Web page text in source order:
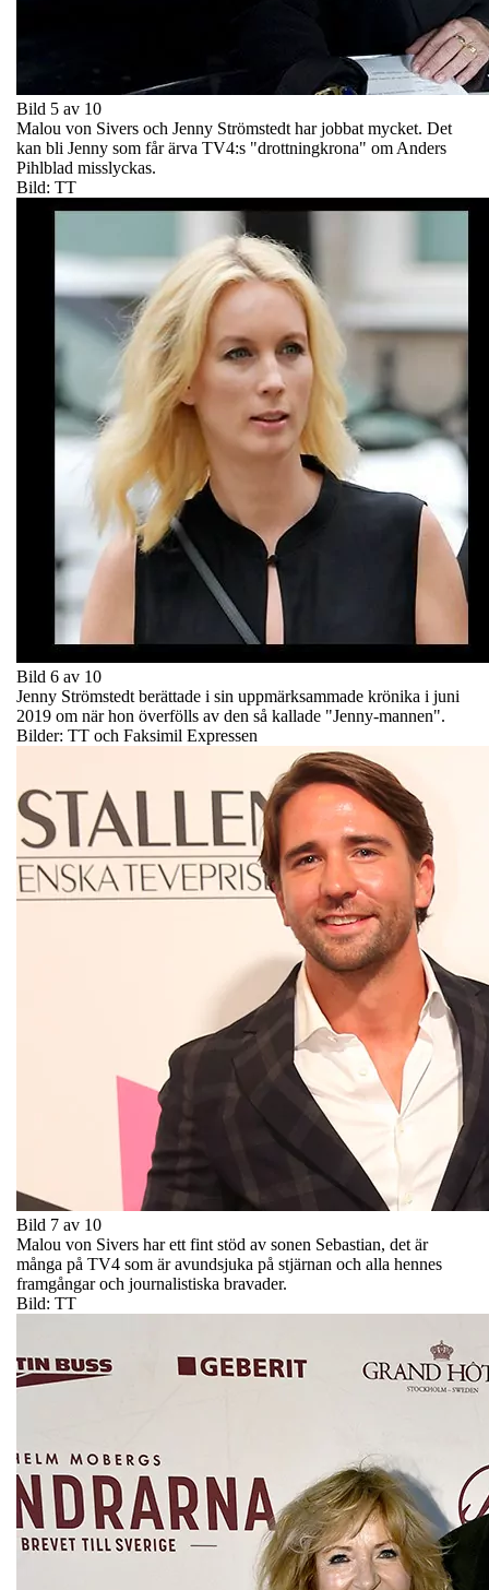
Bild 5 av 10
Malou von Sivers och Jenny Strömstedt har jobbat mycket. Det
kan bli Jenny som får ärva TV4:s "drottningkrona" om Anders
Pihlblad misslyckas.
Bild: TT
Bild 6 av 10
Jenny Strömstedt berättade i sin uppmärksammade krönika i juni
2019 om när hon överfölls av den så kallade "Jenny-mannen".
Bilder: TT och Faksimil Expressen
Bild 7 av 10
Malou von Sivers har ett fint stöd av sonen Sebastian, det är
många på TV4 som är avundsjuka på stjärnan och alla hennes
framgångar och journalistiska bravader.
Bild: TT